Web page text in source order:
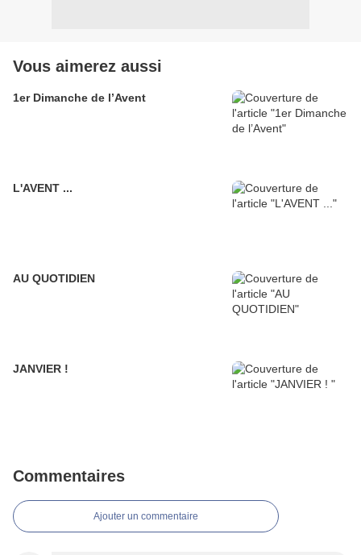
Vous aimerez aussi
1er Dimanche de l’Avent
L'AVENT ...
AU QUOTIDIEN
JANVIER !
Commentaires
Ajouter un commentaire